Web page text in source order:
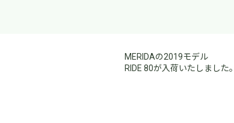
MERIDAの2019モデル
RIDE 80が入荷いたしました。